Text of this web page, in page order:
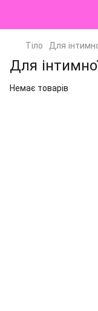
Тіло Для
Для
Немає товарів